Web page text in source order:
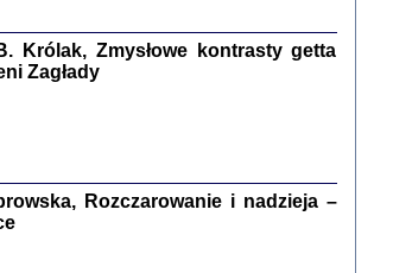
Okonowski, oprac. Marta Janczewska
TE SŁOWA JEST PRACOWNIKIEM
GETTOWEJ INSTYTUCJI ...
i inne pisma z łódzkiego getta
z jidysz, oprac. i wstęp. Monika Polit
Królak, Zmysłowe kontrasty getta
Zagłady
Rozczarowanie i nadzieja –